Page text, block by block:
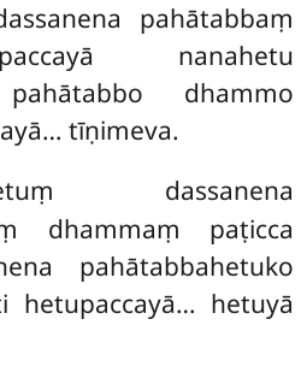
pahātabbaṃ
nanahetu
pahātabbo dhammo
tīṇimeva.
dassanena
dhammaṃ paṭicca
pahātabbahetuko
hetupaccayā… hetuyā